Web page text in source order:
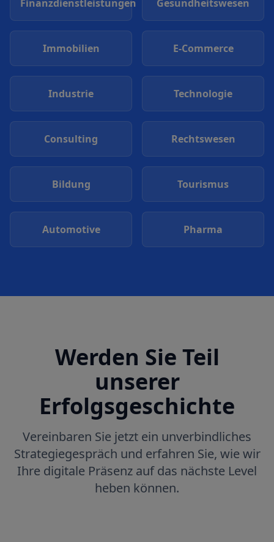
Finanzdienstleistungen Gesundheitswesen
Immobilien E-Commerce
Industrie Technologie
Consulting Rechtswesen
Bildung Tourismus
Automotive Pharma
Werden Sie Teil
unserer
Erfolgsgeschichte
Vereinbaren Sie jetzt ein unverbindliches
Strategiegespräch und erfahren Sie, wie wir
Ihre digitale Präsenz auf das nächste Level
heben können.